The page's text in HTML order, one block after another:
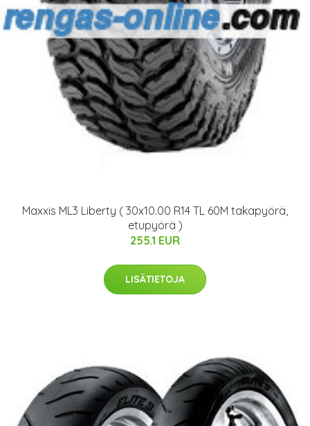
Maxxis ML3 Liberty ( 30x10.00 R14 TL 60M takapyörä,
etupyörä )
255.1 EUR
LISÄTIETOJA